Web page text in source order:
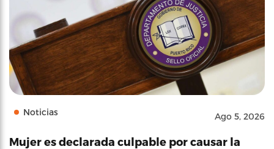
Noticias Ago 5, 2026
Mujer es declarada culpable por causar la